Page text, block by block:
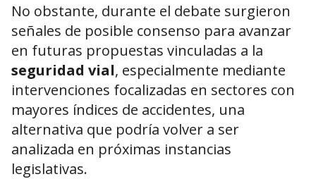
No obstante, durante el debate surgieron
señales de posible consenso para avanzar
en futuras propuestas vinculadas a la
seguridad vial, especialmente mediante
intervenciones focalizadas en sectores con
mayores índices de accidentes, una
alternativa que podría volver a ser
analizada en próximas instancias
legislativas.